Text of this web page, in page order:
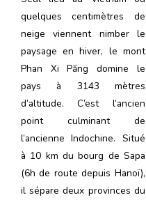
quelques centimètres de
neige viennent nimber le
paysage en hiver, le mont
Phan Xi Păng domine le
pays à 3143 mètres
d’altitude. C’est l’ancien
point culminant de
l’ancienne Indochine. Situé
à 10 km du bourg de Sapa
(6h de route depuis Hanoï),
il sépare deux provinces du